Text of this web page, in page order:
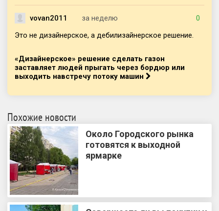
vovan2011 за неделю
0
Это не дизайнерское, а дебилизайнерское решение.
«Дизайнерское» решение сделать газон
заставляет людей прыгать через бордюр или
выходить навстречу потоку машин
Похожие новости
Около Городского рынка
готовятся к выходной
ярмарке